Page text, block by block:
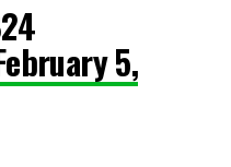
5,